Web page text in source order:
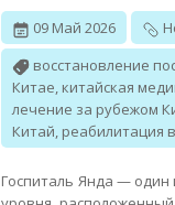
09 Май 2026
восстановление
Китае, китайская
лечение за рубежом
Китай, реабилитация
Госпиталь Янда —